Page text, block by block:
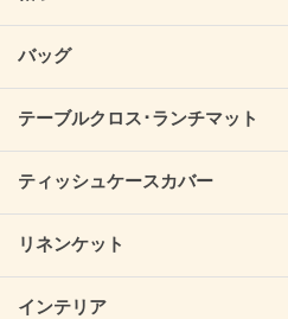
バッグ
テーブルクロス･ランチマット
ティッシュケースカバー
リネンケット
インテリア